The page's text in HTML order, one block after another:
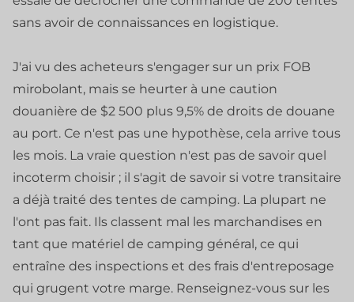
sans avoir de connaissances en logistique.
J'ai vu des acheteurs s'engager sur un prix FOB
mirobolant, mais se heurter à une caution
douanière de $2 500 plus 9,5% de droits de douane
au port. Ce n'est pas une hypothèse, cela arrive tous
les mois. La vraie question n'est pas de savoir quel
incoterm choisir ; il s'agit de savoir si votre transitaire
a déjà traité des tentes de camping. La plupart ne
l'ont pas fait. Ils classent mal les marchandises en
tant que matériel de camping général, ce qui
entraîne des inspections et des frais d'entreposage
qui grugent votre marge. Renseignez-vous sur les